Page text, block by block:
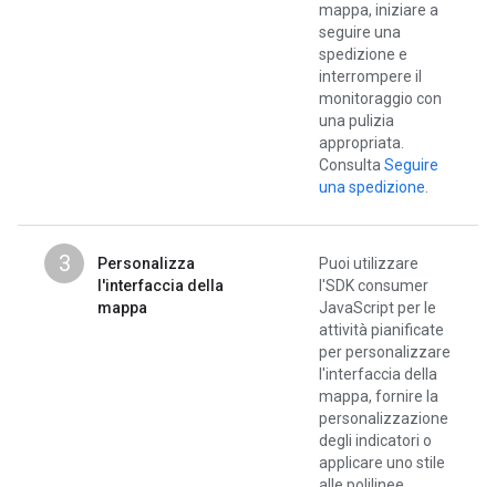
mappa, iniziare a
seguire una
spedizione e
interrompere il
monitoraggio con
una pulizia
appropriata.
Consulta Seguire
una spedizione
3
Personalizza
l'interfaccia della
mappa
Puoi utilizzare
l'SDK consumer
JavaScript per le
attività pianificate
per personalizzare
l'interfaccia della
mappa, fornire la
personalizzazione
degli indicatori o
applicare uno stile